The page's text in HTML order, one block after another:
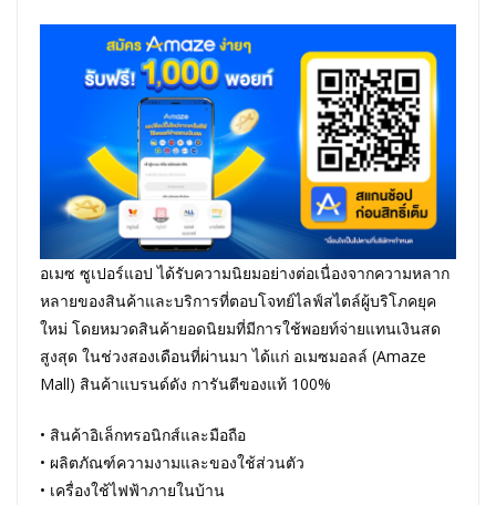
อเมซ ซูเปอร์แอป ได้รับความนิยมอย่างต่อเนื่องจากความหลาก
หลายของสินค้าและบริการที่ตอบโจทย์ไลฟ์สไตล์ผู้บริโภคยุค
ใหม่ โดยหมวดสินค้ายอดนิยมที่มีการใช้พอยท์จ่ายแทนเงินสด
สูงสุด ในช่วงสองเดือนที่ผ่านมา ได้แก่ อเมซมอลล์ (Amaze
Mall) สินค้าแบรนด์ดัง การันตีของแท้ 100%
• สินค้าอิเล็กทรอนิกส์และมือถือ
• ผลิตภัณฑ์ความงามและของใช้ส่วนตัว
• เครื่องใช้ไฟฟ้าภายในบ้าน